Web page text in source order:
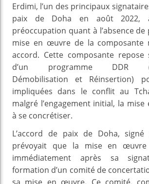
Erdimi, l’un des principaux
paix de Doha en août 2022,
préoccupation quant à l’absence
mise en œuvre de la composante
accord. Cette composante
d’un programme DDR
Démobilisation et Réinsertion)
impliquées dans le conflit au
malgré l’engagement initial, la
à se concrétiser.
L’accord de paix de Doha,
prévoyait que la mise en œuvre
immédiatement après sa
formation d’un comité de